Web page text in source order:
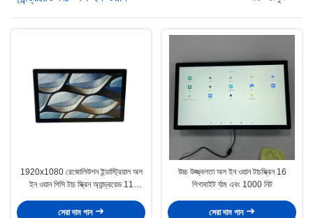
1920x1080 রেজোলিউশন ইন্ডাস্ট্রিয়াল অল
ইন ওয়ান পিসি টাচ স্ক্রিন অ্যান্ড্রয়েড 11
সেরা দাম পান
উচ্চ উজ্জ্বলতা অল ইন ওয়ান টাচস্ক্রিন 16
গিগাবাইট র্যাম এবং 1000 নিট
সেরা দাম পান